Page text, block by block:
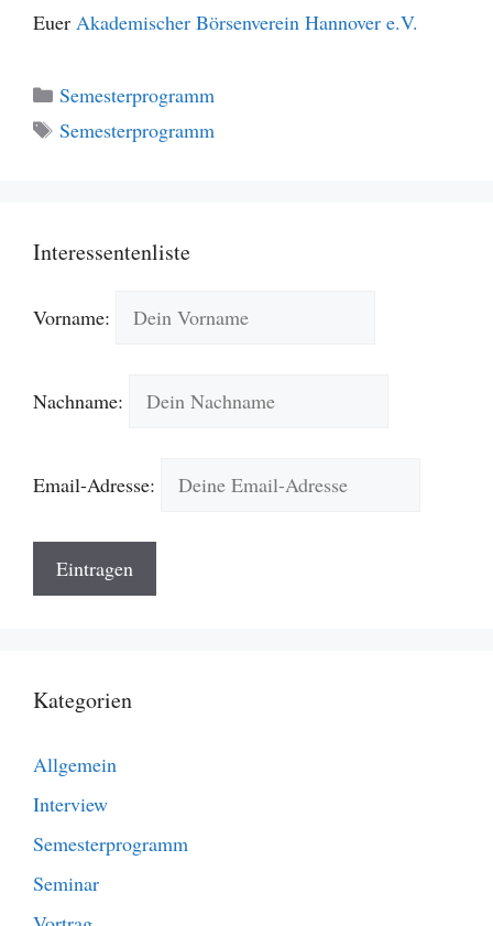
Euer Akademischer Börsenverein Hannover e.V.
Kategorien
Semesterprogramm
Schlagwörter
Semesterprogramm
Interessentenliste
Vorname:
Nachname:
Email-Adresse:
Kategorien
Allgemein
Interview
Semesterprogramm
Seminar